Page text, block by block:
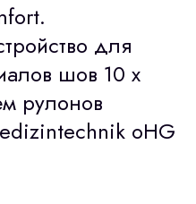
для
шов 10 х
рулонов
oHG